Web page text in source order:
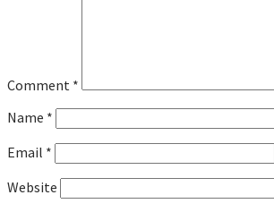
Comment *
Name *
Email *
Website